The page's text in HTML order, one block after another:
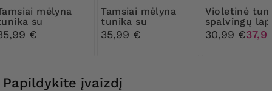
su
gėlėmis
€
Tamsiai mėlyna
tunika su
cirkoniais
35,99 €
Violetinė tunika su
spalvingų
raštu
30,99 €
Papildykite įvaizdį